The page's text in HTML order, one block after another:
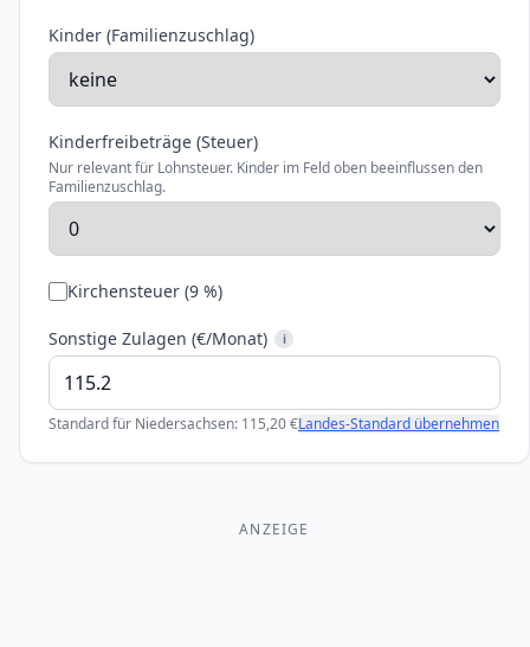
Kinder (Familienzuschlag)
Kinderfreibeträge (Steuer)
Nur relevant für Lohnsteuer. Kinder im Feld oben beeinflussen den
Familienzuschlag.
Kirchensteuer (9 %)
Sonstige Zulagen (€/Monat) i
Standard für Niedersachsen: 115,20€Landes-Standard übernehmen
ANZEIGE